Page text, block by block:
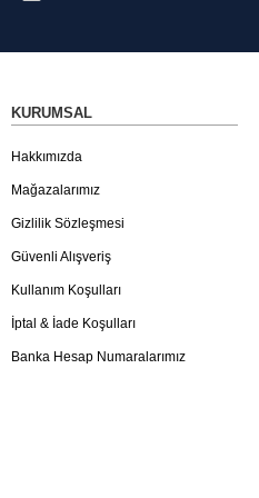
KURUMSAL
Hakkımızda
Mağazalarımız
Gizlilik Sözleşmesi
Güvenli Alışveriş
Kullanım Koşulları
İptal & İade Koşulları
Banka Hesap Numaralarımız